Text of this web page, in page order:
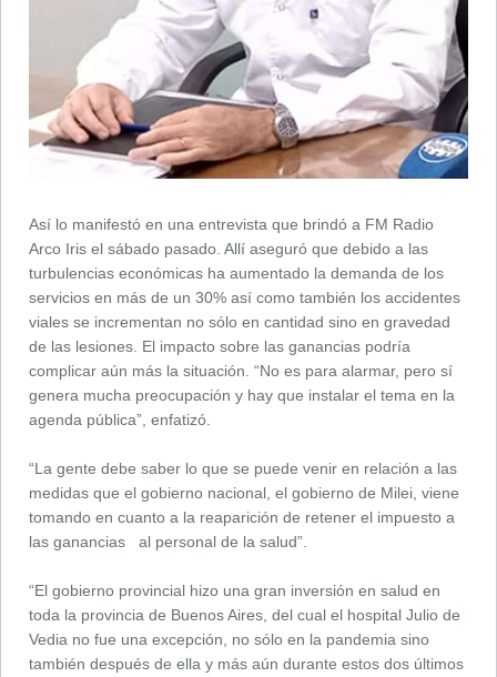
Así lo manifestó en una entrevista que brindó a FM Radio
Arco Iris el sábado pasado. Allí aseguró que debido a las
turbulencias económicas ha aumentado la demanda de los
servicios en más de un 30% así como también los accidentes
viales se incrementan no sólo en cantidad sino en gravedad
de las lesiones. El impacto sobre las ganancias podría
complicar aún más la situación. “No es para alarmar, pero sí
genera mucha preocupación y hay que instalar el tema en la
agenda pública”, enfatizó.
“La gente debe saber lo que se puede venir en relación a las
medidas que el gobierno nacional, el gobierno de Milei, viene
tomando en cuanto a la reaparición de retener el impuesto a
las ganancias al personal de la salud”.
“El gobierno provincial hizo una gran inversión en salud en
toda la provincia de Buenos Aires, del cual el hospital Julio de
Vedia no fue una excepción, no sólo en la pandemia sino
también después de ella y más aún durante estos dos últimos